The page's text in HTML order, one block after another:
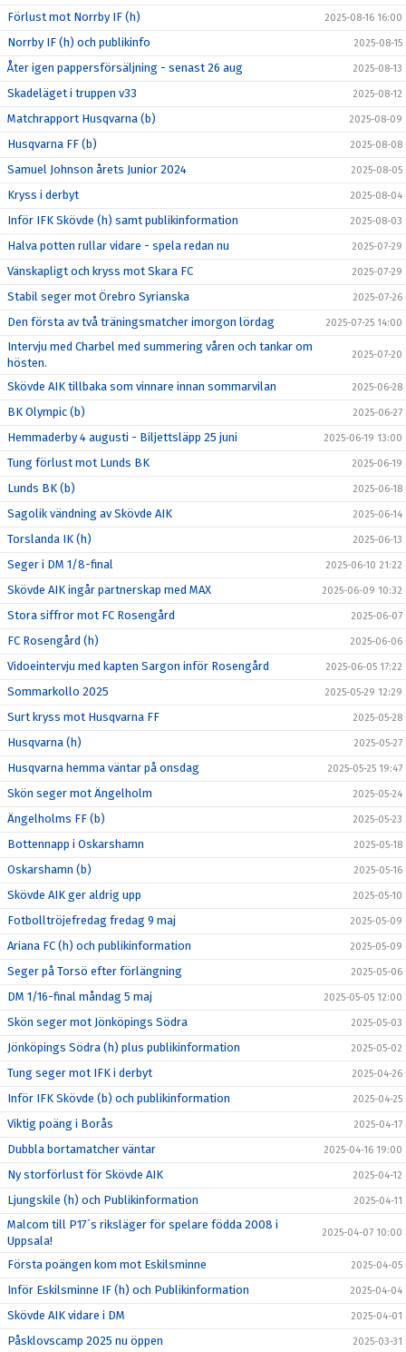
Förlust mot Norrby IF (h) 2025-08-16 16:00
Norrby IF (h) och publikinfo 2025-08-15
Åter igen pappersförsäljning - senast 26 aug 2025-08-13
Skadeläget i truppen v33 2025-08-12
Matchrapport Husqvarna (b) 2025-08-09
Husqvarna FF (b) 2025-08-08
Samuel Johnson årets Junior 2024 2025-08-05
Kryss i derbyt 2025-08-04
Inför IFK Skövde (h) samt publikinformation 2025-08-03
Halva potten rullar vidare - spela redan nu 2025-07-29
Vänskapligt och kryss mot Skara FC 2025-07-29
Stabil seger mot Örebro Syrianska 2025-07-26
Den första av två träningsmatcher imorgon lördag 2025-07-25 14:00
Intervju med Charbel med summering våren och tankar om
hösten.
2025-07-20
Skövde AIK tillbaka som vinnare innan sommarvilan 2025-06-28
BK Olympic (b) 2025-06-27
Hemmaderby 4 augusti - Biljettsläpp 25 juni 2025-06-19 13:00
Tung förlust mot Lunds BK 2025-06-19
Lunds BK (b) 2025-06-18
Sagolik vändning av Skövde AIK 2025-06-14
Torslanda IK (h) 2025-06-13
Seger i DM 1/8-final 2025-06-10 21:22
Skövde AIK ingår partnerskap med MAX 2025-06-09 10:32
Stora siffror mot FC Rosengård 2025-06-07
FC Rosengård (h) 2025-06-06
Vidoeintervju med kapten Sargon inför Rosengård 2025-06-05 17:22
Sommarkollo 2025 2025-05-29 12:29
Surt kryss mot Husqvarna FF 2025-05-28
Husqvarna (h) 2025-05-27
Husqvarna hemma väntar på onsdag 2025-05-25 19:47
Skön seger mot Ängelholm 2025-05-24
Ängelholms FF (b) 2025-05-23
Bottennapp i Oskarshamn 2025-05-18
Oskarshamn (b) 2025-05-16
Skövde AIK ger aldrig upp 2025-05-10
Fotbolltröjefredag fredag 9 maj 2025-05-09
Ariana FC (h) och publikinformation 2025-05-09
Seger på Torsö efter förlängning 2025-05-06
DM 1/16-final måndag 5 maj 2025-05-05 12:00
Skön seger mot Jönköpings Södra 2025-05-03
Jönköpings Södra (h) plus publikinformation 2025-05-02
Tung seger mot IFK i derbyt 2025-04-26
Inför IFK Skövde (b) och publikinformation 2025-04-25
Viktig poäng i Borås 2025-04-17
Dubbla bortamatcher väntar 2025-04-16 19:00
Ny storförlust för Skövde AIK 2025-04-12
Ljungskile (h) och Publikinformation 2025-04-11
Malcom till P17´s riksläger för spelare födda 2008 i
Uppsala!
2025-04-07 10:00
Första poängen kom mot Eskilsminne 2025-04-05
Inför Eskilsminne IF (h) och Publikinformation 2025-04-04
Skövde AIK vidare i DM 2025-04-01
Påsklovscamp 2025 nu öppen 2025-03-31